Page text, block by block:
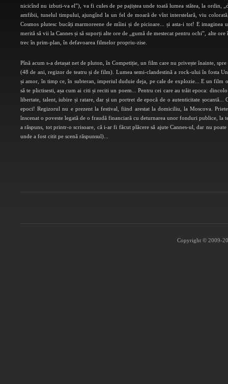
nicicînd nu izbuti-va el”), va fi cules de pe pajiștea unde toată lumea stătea, la ordin,
amfibii, tunelul timpului, ajungînd la un fel de moară de vînt interstelară, viu
Cosmos plutesc bucăți marmoreene de mîini și de picioare... și asta-i tot! E
merită să vii la Cannes și să suporți alte ore de „gumă de mestecat pentru ochi”, alte
trec în prim-plan, în defavoarea filmelor propriu-zise.
Pînă acum s-a detașat net de pluton, în Competiție, un film care nu privește înainte,
(48 de ani, regizor de teatru și de film). Lumea semi-clandestină a rock-ului în fosta
și amor, în timp ce, în subteran, imperiul duduie deja, pe cale de explozie... E un
să te plictisesti, așa cum ai citi și reciti un poem... Pentru cei care au trăit epoca:
libertate, talent, iubire și ratare, dar și un portret de epocă de o autenticitate
epoci! Regizorul nu e prezent la festival, fiind arestat la domiciliu, la Moscova.
înscenat o poveste legată de o fraudă financiară cu deturnarea unor fonduri publice,
a răspuns, tot printr-o scrisoare, că i-ar fi făcut plăcere să ajute Cannes-ul, dar nu
unde a fost citit pe scenă răspunsul)...
Copyright © 2009-